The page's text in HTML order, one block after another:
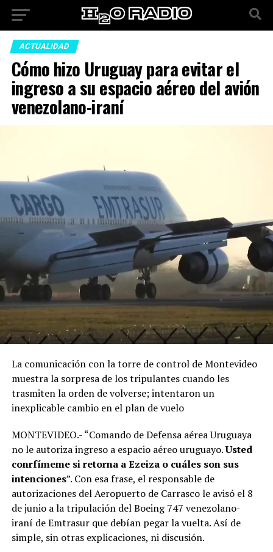
ACTUALIDAD
Cómo hizo Uruguay para evitar el
ingreso a su espacio aéreo del avión
venezolano-iraní
La comunicación con la torre de control de Montevideo
muestra la sorpresa de los tripulantes cuando les
trasmiten la orden de volverse; intentaron un
inexplicable cambio en el plan de vuelo
MONTEVIDEO.- “Comando de Defensa aérea Uruguaya
no le autoriza ingreso a espacio aéreo uruguayo.Usted
conrfímeme si retorna a Ezeiza o cuáles son sus
intenciones”. Con esa frase, el responsable de
autorizaciones del Aeropuerto de Carrasco le avisó el 8
de junio a la tripulación del Boeing 747 venezolano-
iraní de Emtrasur que debían pegar la vuelta. Así de
simple, sin otras explicaciones, ni discusión.